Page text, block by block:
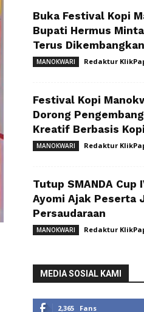
Buka Festival Kopi
Bupati Hermus
Terus Dikembangkan
MANOKWARI Redaktur
Festival Kopi
Dorong
Kreatif Berbasis Kopi
MANOKWARI Redaktur
Tutup SMANDA Cup
Ayomi Ajak Peserta
Persaudaraan
MANOKWARI Redaktur
MEDIA SOSIAL KAMI
2,365 Fans